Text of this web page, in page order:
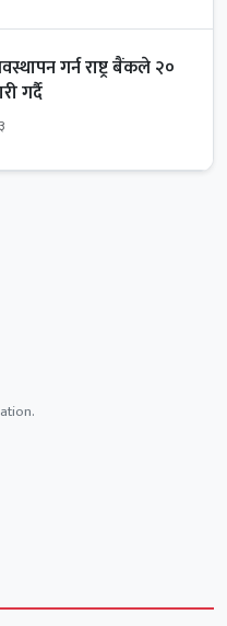
गर्न राष्ट्र बैंकले २०
गर्दै